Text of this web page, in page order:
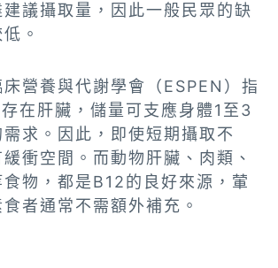
議攝取量，因此一般民眾的缺
。
營養與代謝學會（ESPEN）指
在肝臟，儲量可支應身體1至3
求。因此，即使短期攝取不
衝空間。而動物肝臟、肉類、
物，都是B12的良好來源，葷
者通常不需額外補充。